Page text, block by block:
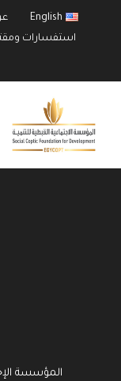
English
استفسارات
المؤسسة